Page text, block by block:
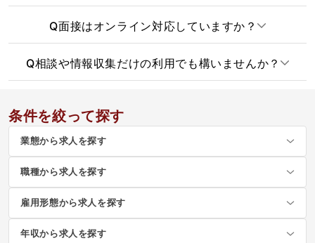
Q面接はオンライン対応していますか？
Q相談や情報収集だけの利用でも構いませんか？
条件を絞って探す
業態から求人を探す
職種から求人を探す
雇用形態から求人を探す
年収から求人を探す